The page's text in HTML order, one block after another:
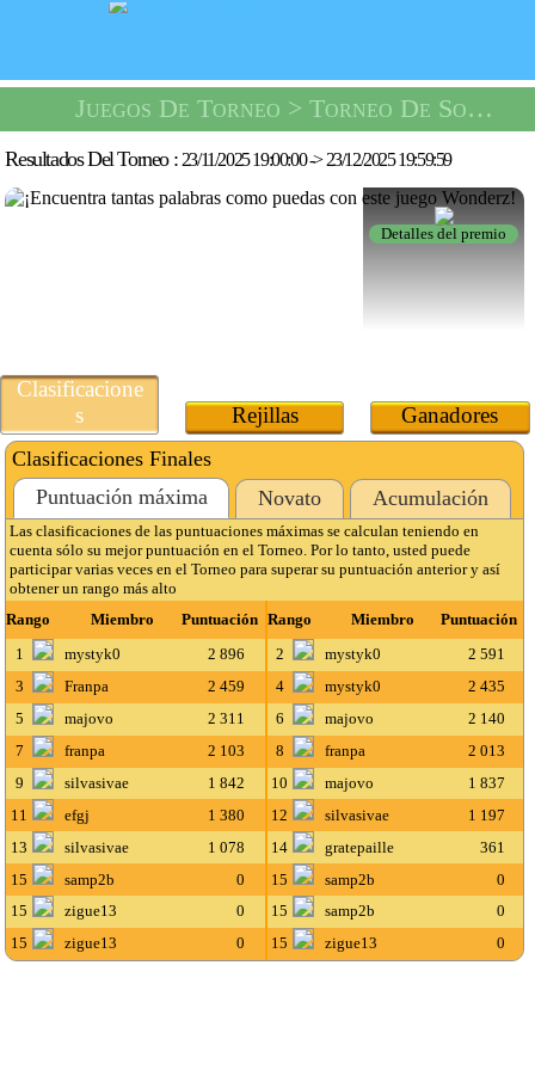
Juegos De Torneo > Torneo De Sopa De Letras -
Resultados Del Torneo : 23/11/2025 19:00:00->23/12/2025 19:59:59
Detalles del premio
Clasificacione
s
Rejillas Ganadores
Clasificaciones Finales
Puntuación máxima
Novato Acumulación
Las clasificaciones de las puntuaciones máximas se calculan teniendo en
cuenta sólo su mejor puntuación en el Torneo. Por lo tanto, usted puede
participar varias veces en el Torneo para superar su puntuación anterior y así
obtener un rango más alto
Rango
Miembro Puntuación Rango Miembro
Puntuación
1
mystyk0 2 896 2 mystyk0
2 591
3
Franpa 2 459 4 mystyk0
2 435
5
majovo 2 311 6 majovo
2 140
7
franpa 2 103 8 franpa
2 013
9
silvasivae 1 842 10 majovo
1 837
11
efgj 1 380 12 silvasivae
1 197
13
silvasivae 1 078 14 gratepaille
361
15
samp2b 0 15 samp2b
0
15
zigue13 0 15 samp2b
0
15
zigue13 0 15 zigue13 0